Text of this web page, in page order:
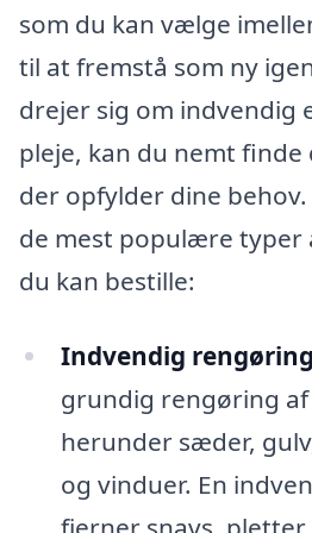
som du kan vælge
til at fremstå som ny
drejer sig om indvendig
pleje, kan du nemt finde
der opfylder dine
de mest populære typer
du kan bestille:
Indvendig
grundig rengøring af
herunder sæder,
og vinduer. En